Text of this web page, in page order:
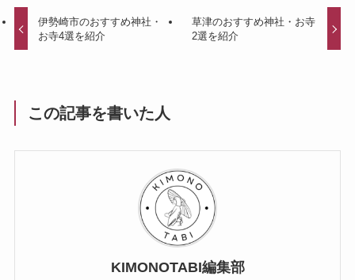
伊勢崎市のおすすめ神社・
お寺4選を紹介
草津のおすすめ神社・お寺
2選を紹介
この記事を書いた人
KIMONOTABI編集部